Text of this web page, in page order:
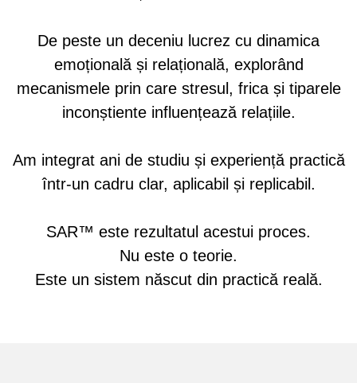
De peste un deceniu lucrez cu dinamica
emoțională și relațională, explorând
mecanismele prin care stresul, frica și tiparele
inconștiente influențează relațiile.
Am integrat ani de studiu și experiență practică
într-un cadru clar, aplicabil și replicabil.
SAR™ este rezultatul acestui proces.
Nu este o teorie.
Este un sistem născut din practică reală.